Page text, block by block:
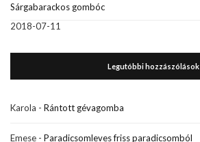
Sárgabarackos gombóc
2018-07-11
Legutóbbi hozzászólások
Karola - Rántott gévagomba
Emese - Paradicsomleves friss paradicsomból